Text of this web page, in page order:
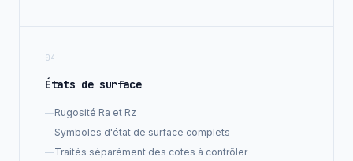
04
États de surface
—Rugosité Ra et Rz
—Symboles d'état de surface complets
—Traités séparément des cotes à contrôler